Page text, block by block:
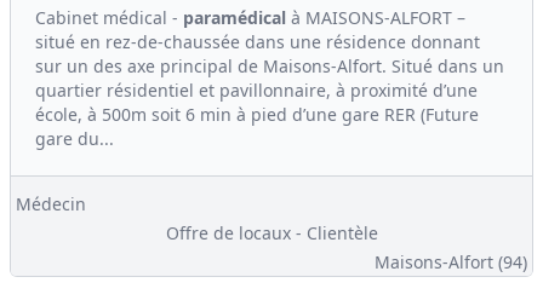
Cabinet médical - paramédical à MAISONS-ALFORT –
situé en rez-de-chaussée dans une résidence donnant
sur un des axe principal de Maisons-Alfort. Situé dans un
quartier résidentiel et pavillonnaire, à proximité d’une
école, à 500m soit 6 min à pied d’une gare RER (Future
gare du...
Médecin
Offre de locaux - Clientèle
Maisons-Alfort (94)